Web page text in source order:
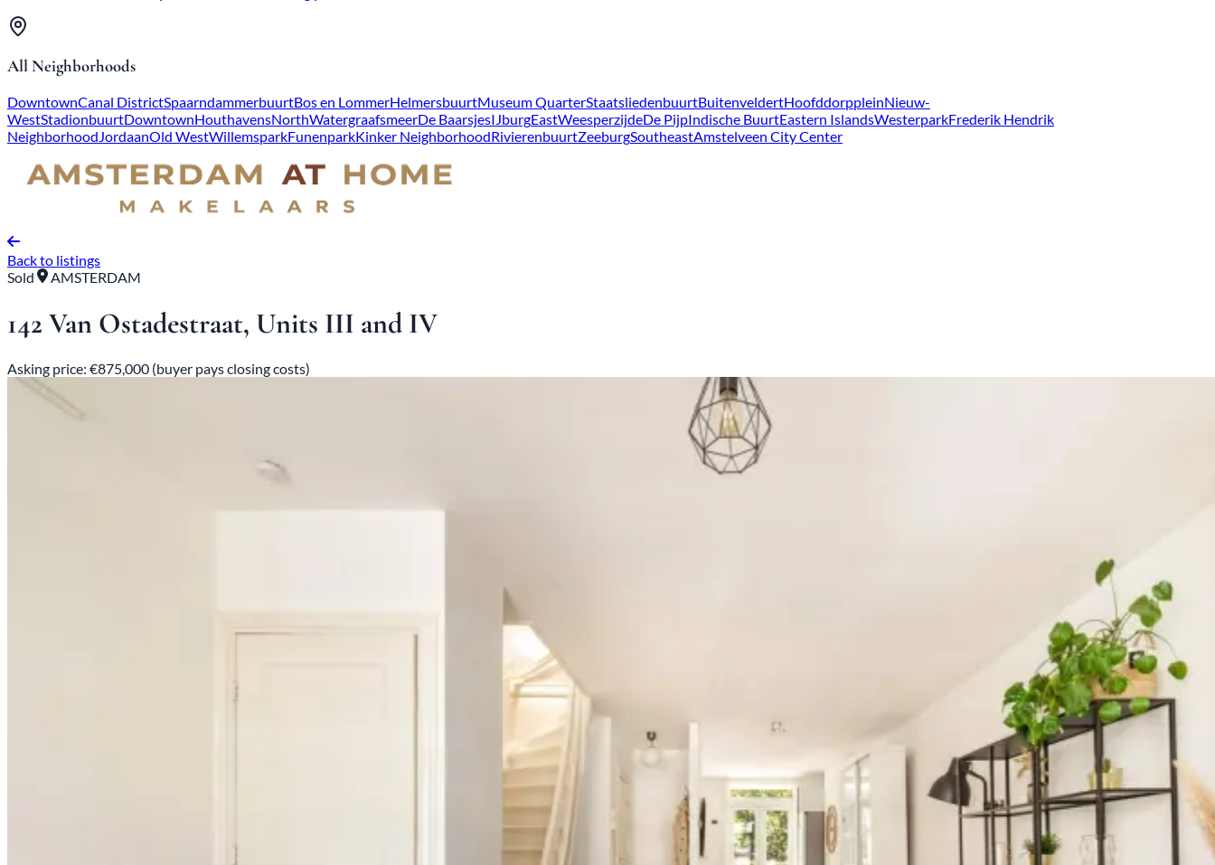
All Neighborhoods
DowntownCanal DistrictSpaarndammerbuurtBos en LommerHelmersbuurtMuseum QuarterStaatsliedenbuurtBuitenveldertHoofddorppleinNieuw-
WestStadionbuurtDowntownHouthavensNorthWatergraafsmeerDe BaarsjesIJburgEastWeesperzijdeDe PijpIndische BuurtEastern IslandsWesterparkFrederik Hendrik
NeighborhoodJordaanOld WestWillemsparkFunenparkKinker NeighborhoodRivierenbuurtZeeburgSoutheastAmstelveen City Center
Back to listings
Sold
AMSTERDAM
142 Van Ostadestraat, Units III and IV
Asking price: €875,000 (buyer pays closing costs)